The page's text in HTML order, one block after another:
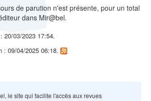
de parution n'est présente, pour un total
dans Mir@bel.
20/03/2023 17:54.
: 09/04/2025 06:18.
le site qui facilite l'accès aux revues